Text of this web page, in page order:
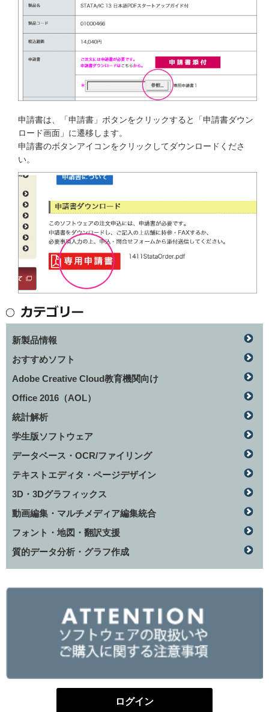
申請書は、「申請書」ボタンをクリックすると「申請書ダウン
ロード画面」に遷移します。
申請書のボタンアイコンをクリックしてダウンロードくださ
い。
新製品情報
おすすめソフト
Adobe Creative Cloud教育機関向け
Office 2016（AOL）
統計解析
学生版ソフトウェア
データベース・OCR/ファイリング
テキストエディタ・ページデザイン
3D・3Dグラフィックス
動画編集・マルチメディア編集統合
フォント・地図・翻訳支援
質的データ分析・グラフ作成
ログイン